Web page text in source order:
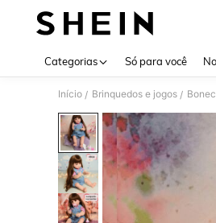
Categorias Só para você
Início / Brinquedos e jogos /